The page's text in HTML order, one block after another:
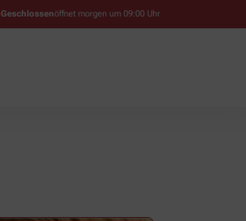
Geschlossenöffnet morgen um 09:00 Uhr